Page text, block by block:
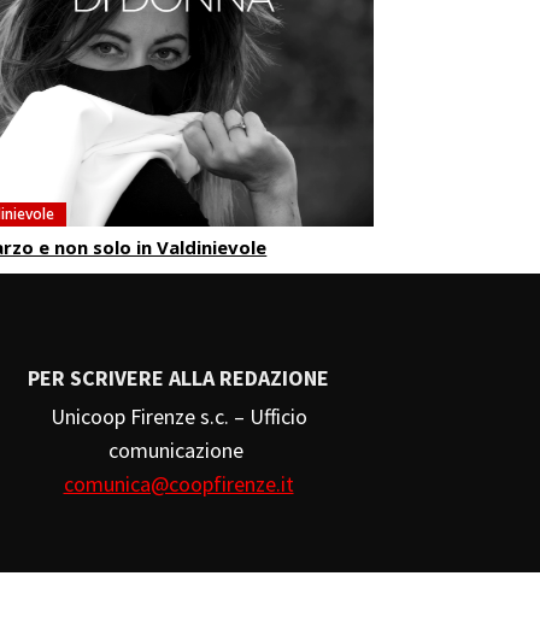
e non solo in Valdinievole
PER SCRIVERE ALLA REDAZIONE
Unicoop Firenze s.c. – Ufficio
comunicazione
comunica@coopfirenze.it